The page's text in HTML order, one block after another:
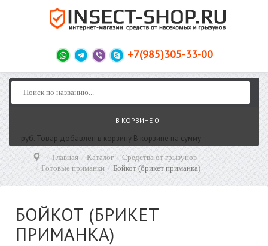
+7(985)305-33-00
В КОРЗИНЕ 0
руб. Товар добавлен в корзину В корзине на сумму
Главная Каталог
Средства от грызунов
Готовые приманки
Бойкот (брикет приманка)
БОЙКОТ (БРИКЕТ
ПРИМАНКА)